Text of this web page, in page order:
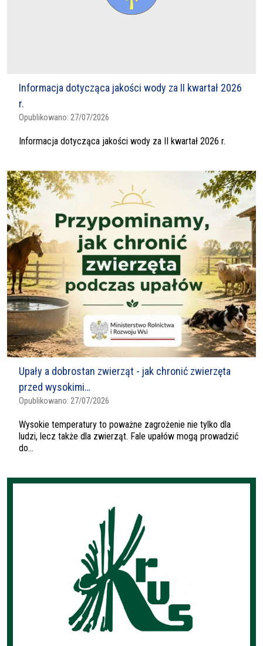
Informacja dotycząca jakości wody za II kwartał 2026
r.
Opublikowano: 27/07/2026
Informacja dotycząca jakości wody za II kwartał 2026 r.
Upały a dobrostan zwierząt - jak chronić zwierzęta
przed wysokimi…
Opublikowano: 27/07/2026
Wysokie temperatury to poważne zagrożenie nie tylko dla
ludzi, lecz także dla zwierząt. Fale upałów mogą prowadzić
do...